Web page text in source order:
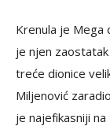
Krenula je Mega
je njen
treće dionice
Miljenović
je najefikasniji